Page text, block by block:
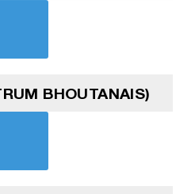
BHOUTANAIS)